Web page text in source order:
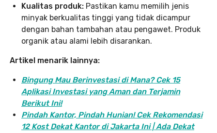
Kualitas produk: Pastikan kamu memilih jenis
minyak berkualitas tinggi yang tidak dicampur
dengan bahan tambahan atau pengawet. Produk
organik atau alami lebih disarankan.
Artikel menarik lainnya:
Bingung Mau Berinvestasi di Mana? Cek 15
Aplikasi Investasi yang Aman dan Terjamin
Berikut Ini!
Pindah Kantor, Pindah Hunian! Cek Rekomendasi
12 Kost Dekat Kantor di Jakarta Ini | Ada Dekat